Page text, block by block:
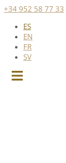
Saltar
contenido
+34 952 58 77 33
ES
EN
FR
SV